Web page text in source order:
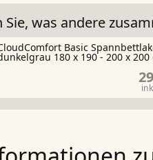
Sie, was andere
Basic
180 x 190 - 200 x 200